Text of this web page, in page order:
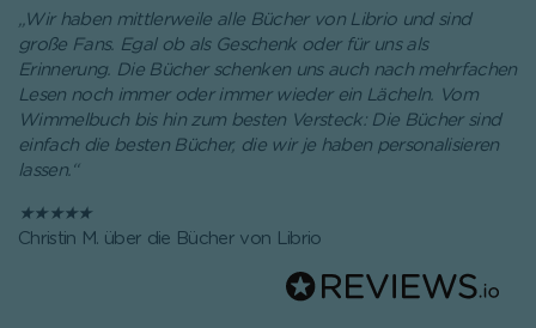
„Wir haben mittlerweile alle Bücher von Librio und sind
große Fans. Egal ob als Geschenk oder für uns als
Erinnerung. Die Bücher schenken uns auch nach mehrfachen
Lesen noch immer oder immer wieder ein Lächeln. Vom
Wimmelbuch bis hin zum besten Versteck: Die Bücher sind
einfach die besten Bücher, die wir je haben personalisieren
lassen.“
★★★★★
Christin M. über die Bücher von Librio